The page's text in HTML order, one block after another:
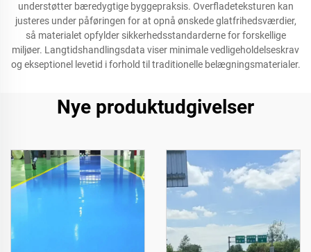
understøtter bæredygtige byggepraksis. Overfladeteksturen kan
justeres under påføringen for at opnå ønskede glatfrihedsværdier,
så materialet opfylder sikkerhedsstandarderne for forskellige
miljøer. Langtidshandlingsdata viser minimale vedligeholdelseskrav
og ekseptionel levetid i forhold til traditionelle belægningsmaterialer.
Nye produktudgivelser